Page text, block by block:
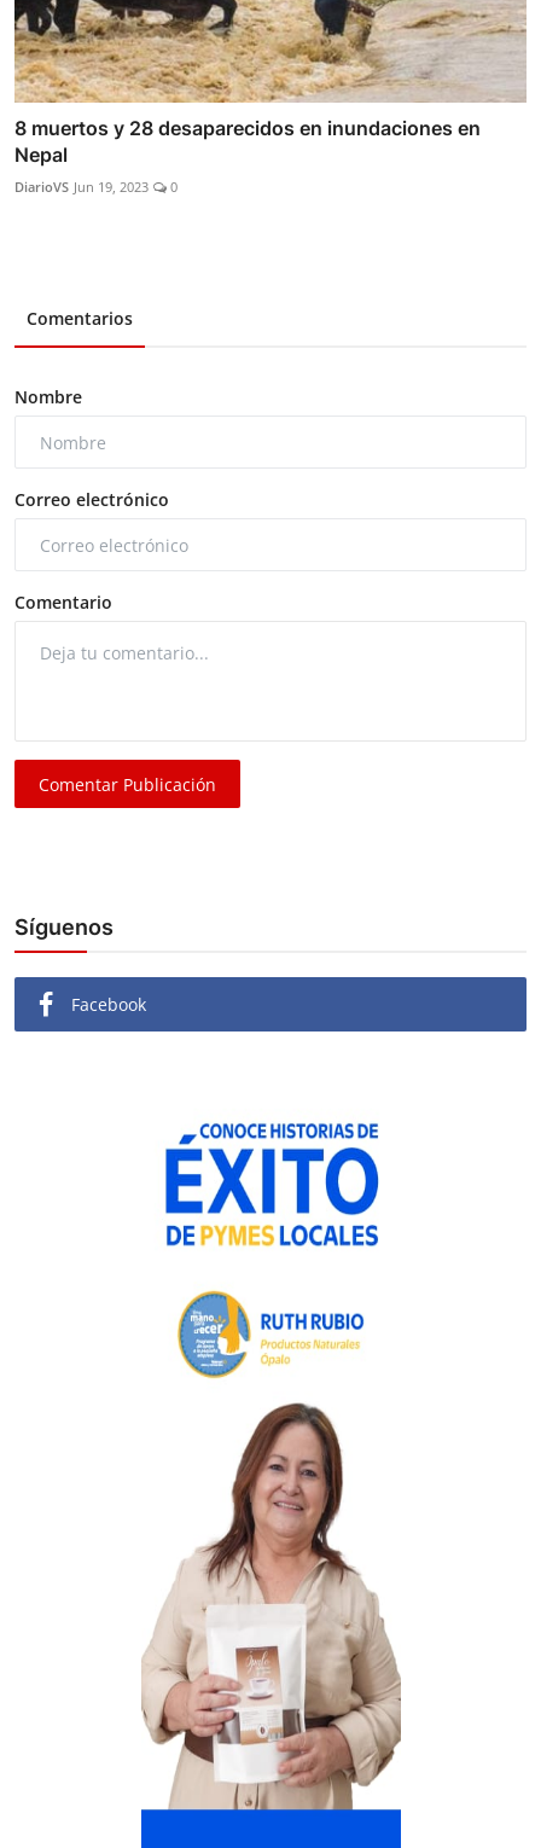
8 muertos y 28 desaparecidos en inundaciones en
Nepal
DiarioVS Jun 19, 2023 0
Comentarios
Nombre
Correo electrónico
Comentario
Comentar Publicación
Síguenos
Facebook